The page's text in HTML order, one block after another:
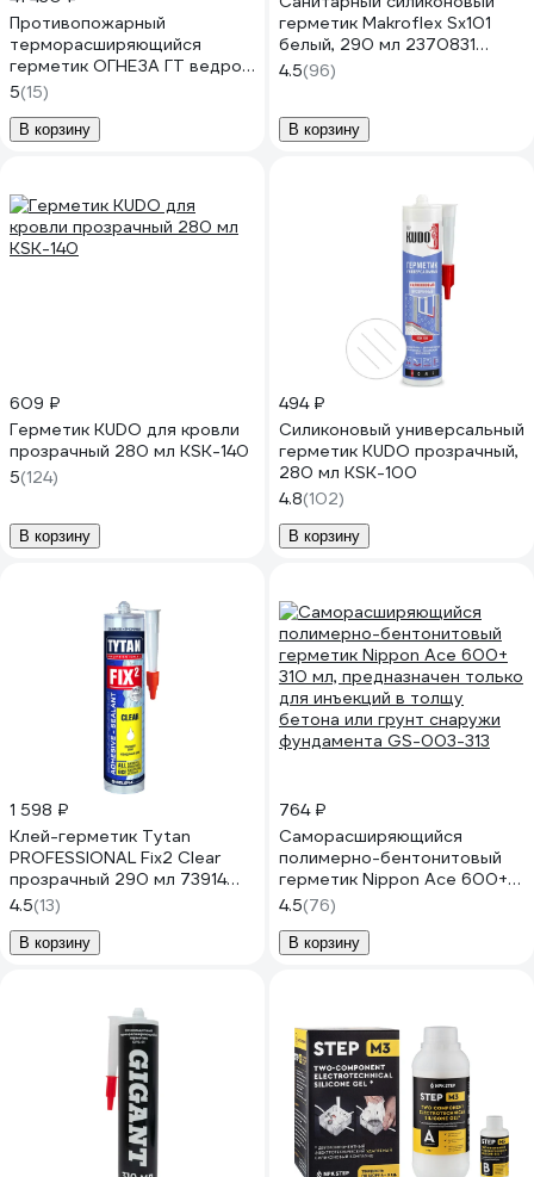
Противопожарный
терморасширяющийся
герметик ОГНЕЗА ГТ ведро
20 кг, цвет серый 105040
5(15)
В корзину
герметик Makroflex Sx101
белый, 290 мл 2370831
Б0036205 2670568
4.5(96)
В корзину
609 ₽
Герметик KUDO для кровли
прозрачный 280 мл KSK-140
5(124)
В корзину
494 ₽
Силиконовый универсальный
герметик KUDO прозрачный,
280 мл KSK-100
4.8(102)
В корзину
1 598 ₽
Клей-герметик Tytan
PROFESSIONAL Fix2 Clear
прозрачный 290 мл 73914
211359
4.5(13)
В корзину
764 ₽
Саморасширяющийся
полимерно-бентонитовый
герметик Nippon Ace 600+
310 мл, предназначен только
для инъекций в толщу
бетона или грунт снаружи
4.5(76)
В корзину